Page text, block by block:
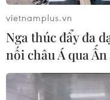
vietnamplus.vn
Nga thúc đẩy đa
nối châu Á qua